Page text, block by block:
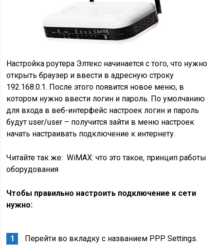
Настройка роутера Элтекс начинается с того, что нужно
открыть браузер и ввести в адресную строку
192.168.0.1. После этого появится новое меню, в
котором нужно ввести логин и пароль. По умолчанию
для входа в веб-интерфейс настроек логин и пароль
будут user/user – получится зайти в меню настроек
начать настраивать подключение к интернету.
Читайте так же: WiMAX: что это такое, принцип работы
оборудования
Чтобы правильно настроить подключение к сети
нужно:
Перейти во вкладку с названием PPP Settings.